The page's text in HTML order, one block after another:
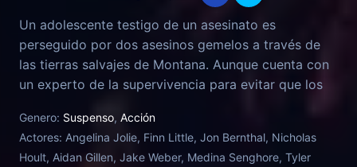
Un adolescente testigo de un asesinato es
perseguido por dos asesinos gemelos a través de
las tierras salvajes de Montana. Aunque cuenta con
un experto de la supervivencia para evitar que los
amenaza con robar la vida de todos los implicados.
Genero: Suspenso, Acción
Actores: Angelina Jolie, Finn Little, Jon Bernthal, Nicholas
Hoult, Aidan Gillen, Jake Weber, Medina Senghore, Tyler